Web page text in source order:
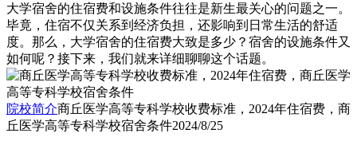
大学宿舍的住宿费和设施条件往往是新生最关心的问题之一。
毕竟，住宿不仅关系到经济负担，还影响到日常生活的舒适
度。那么，大学宿舍的住宿费大致是多少？宿舍的设施条件又
如何呢？接下来，我们就来详细聊聊这个话题。
院校简介商丘医学高等专科学校收费标准，2024年住宿费，商
丘医学高等专科学校宿舍条件2024/8/25